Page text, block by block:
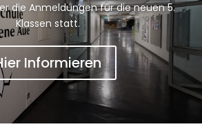
die Anmeldungen für die neuen 5.
Klassen statt.
Informieren